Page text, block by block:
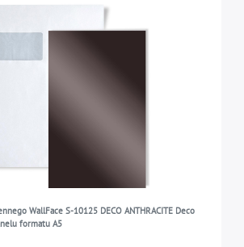
WallFace S-10125 DECO ANTHRACITE Deco
formatu A5